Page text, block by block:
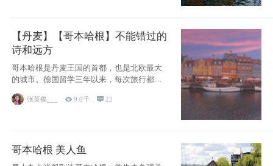
【丹麦】【哥本哈根】不能错过的
诗和远方
哥本哈根是丹麦王国的首都，也是北欧最大
的城市。德国留学三年以来，每次旅行都是
张英俊___ 9.0千 22
哥本哈根 美人鱼